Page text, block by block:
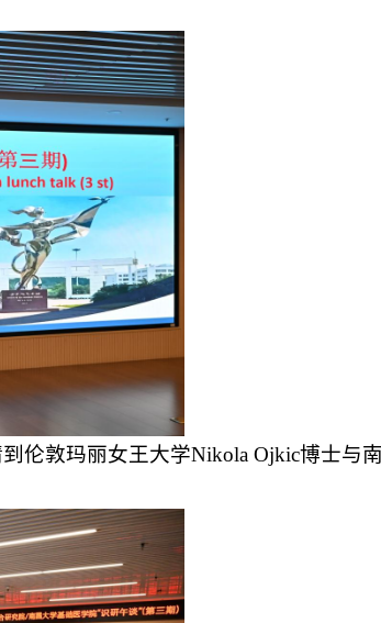
伦敦玛丽女王大学Nikola Ojkic博士与